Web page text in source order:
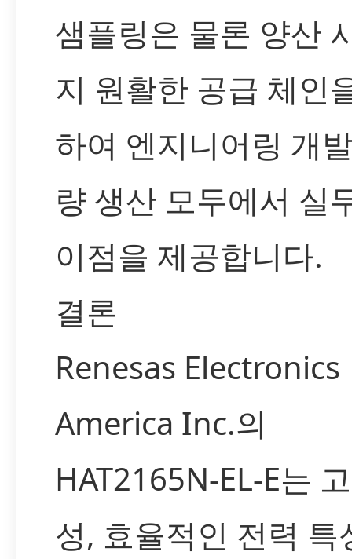
샘플링은 물론 양산
지 원활한 공급 체인
하여 엔지니어링 개
량 생산 모두에서 실
이점을 제공합니다.
결론
Renesas Electronics
America Inc.의
HAT2165N-EL-E는
성, 효율적인 전력 특